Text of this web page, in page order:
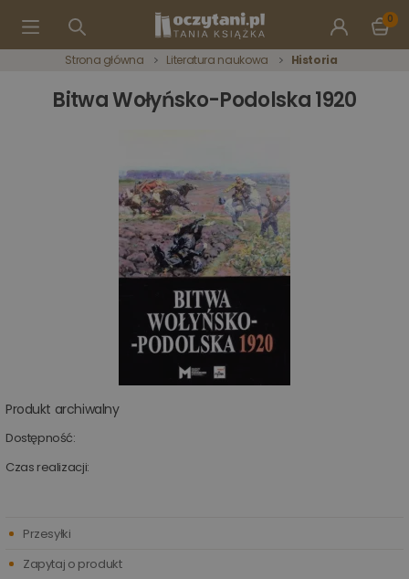
0
Strona główna Literatura naukowa Historia
Bitwa Wołyńsko-Podolska 1920
Produkt archiwalny
Dostępność:
Czas realizacji:
Przesyłki
Zapytaj o produkt